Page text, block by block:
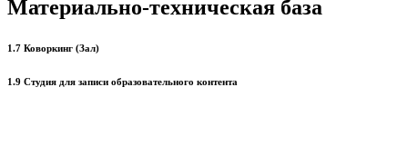
Материально-техническая база
1.7 Коворкинг (Зал)
1.9 Студия для записи образовательного контента